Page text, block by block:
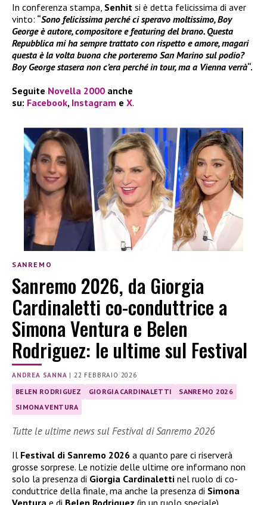
In conferenza stampa, Senhit si è detta felicissima di aver
vinto: “Sono felicissima perché ci speravo moltissimo, Boy
George è autore, compositore e featuring del brano. Questa
Repubblica mi ha sempre trattato con rispetto e amore, magari
questa è la volta buona che porteremo San Marino sul podio?
Boy George stasera non c’era perché in tour, ma a Vienna verrà“.
Seguite Novella 2000 anche
su: Facebook, Instagram e X.
SANREMO
Sanremo 2026, da Giorgia
Cardinaletti co-conduttrice a
Simona Ventura e Belen
Rodriguez: le ultime sul Festival
ANDREA SANNA |22 FEBBRAIO 2026
BELEN RODRIGUEZ GIORGIA CARDINALETTI
SANREMO 2026
SIMONA VENTURA
Tutte le ultime news sul Festival di Sanremo 2026
Il Festival di Sanremo 2026 a quanto pare ci riserverà
grosse sorprese. Le notizie delle ultime ore informano non
solo la presenza di Giorgia Cardinaletti nel ruolo di co-
conduttrice della finale, ma anche la presenza di Simona
Ventura e di Belen Rodriguez (in un ruolo speciale).